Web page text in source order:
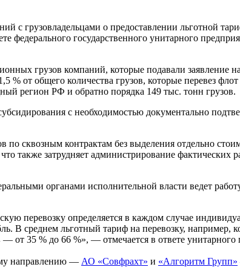
грузовладельцами о предоставлении льготной
федерального государственного унитарного
грузов компаний, которые подавали заявление
от общего количества грузов, которые перевез
регион РФ и обратно порядка 149 тыс. тонн грузов.
с необходимостью документально
по сквозным контрактам без выделения отдельно
также затрудняет администрирование
органами исполнительной власти ведет
перевозку определяется в каждом случае
В среднем льготный тариф на перевозку,
от 35 % до 66 %», — отмечается в ответе унитарного
направлению — АО «Совфрахт» и «Алгоритм Групп»